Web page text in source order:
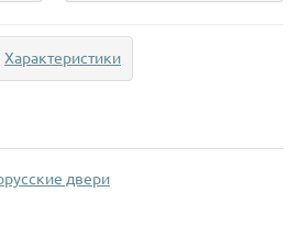
Характеристики